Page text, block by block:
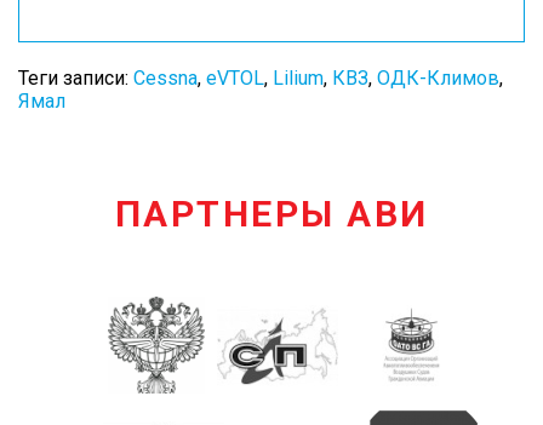
Теги записи: Cessna, eVTOL, Lilium, КВЗ, ОДК-Климов,
Ямал
ПАРТНЕРЫ АВИ